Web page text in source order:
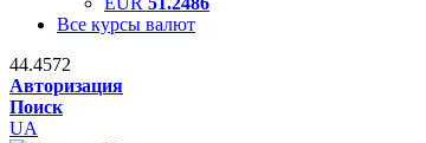
Все курсы валют
44.4572
Авторизация
Поиск
UA